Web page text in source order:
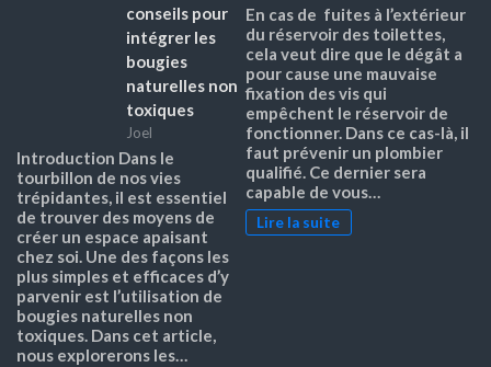
conseils pour
intégrer les
bougies
naturelles non
toxiques
Joel
Introduction Dans le
tourbillon de nos vies
trépidantes, il est essentiel
de trouver des moyens de
créer un espace apaisant
chez soi. Une des façons les
plus simples et efficaces d’y
parvenir est l’utilisation de
bougies naturelles non
toxiques. Dans cet article,
nous explorerons les…
En cas de fuites à l’extérieur
du réservoir des toilettes,
cela veut dire que le dégât a
pour cause une mauvaise
fixation des vis qui
empêchent le réservoir de
fonctionner. Dans ce cas-là, il
faut prévenir un plombier
qualifié. Ce dernier sera
capable de vous…
Lire la suite